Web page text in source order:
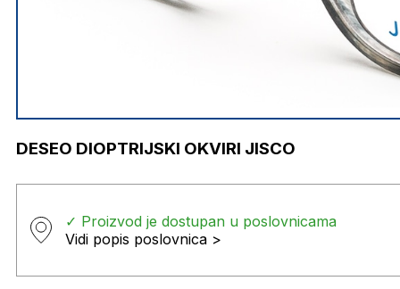
DESEO DIOPTRIJSKI OKVIRI JISCO
✓ Proizvod je dostupan u poslovnicama
Vidi popis poslovnica >